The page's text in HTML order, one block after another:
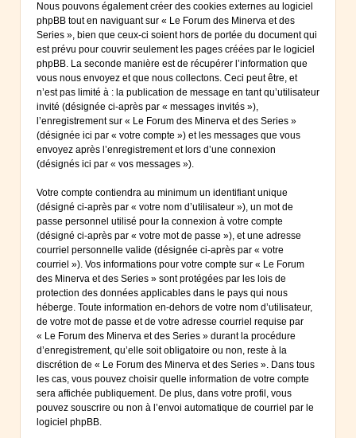
Nous pouvons également créer des cookies externes au logiciel
phpBB tout en naviguant sur « Le Forum des Minerva et des
Series », bien que ceux-ci soient hors de portée du document qui
est prévu pour couvrir seulement les pages créées par le logiciel
phpBB. La seconde manière est de récupérer l’information que
vous nous envoyez et que nous collectons. Ceci peut être, et
n’est pas limité à : la publication de message en tant qu’utilisateur
invité (désignée ci-après par « messages invités »),
l’enregistrement sur « Le Forum des Minerva et des Series »
(désignée ici par « votre compte ») et les messages que vous
envoyez après l’enregistrement et lors d’une connexion
(désignés ici par « vos messages »).
Votre compte contiendra au minimum un identifiant unique
(désigné ci-après par « votre nom d’utilisateur »), un mot de
passe personnel utilisé pour la connexion à votre compte
(désigné ci-après par « votre mot de passe »), et une adresse
courriel personnelle valide (désignée ci-après par « votre
courriel »). Vos informations pour votre compte sur « Le Forum
des Minerva et des Series » sont protégées par les lois de
protection des données applicables dans le pays qui nous
héberge. Toute information en-dehors de votre nom d’utilisateur,
de votre mot de passe et de votre adresse courriel requise par
« Le Forum des Minerva et des Series » durant la procédure
d’enregistrement, qu’elle soit obligatoire ou non, reste à la
discrétion de « Le Forum des Minerva et des Series ». Dans tous
les cas, vous pouvez choisir quelle information de votre compte
sera affichée publiquement. De plus, dans votre profil, vous
pouvez souscrire ou non à l’envoi automatique de courriel par le
logiciel phpBB.